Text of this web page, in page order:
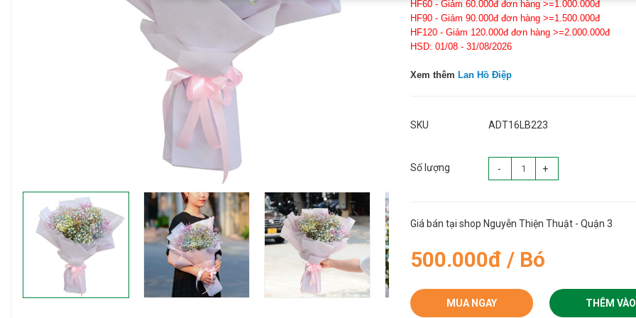
HF60 - Giảm 60.000đ đơn hàng >=1.000.000đ
HF90 - Giảm 90.000đ đơn hàng >=1.500.000đ
HF120 - Giảm 120.000đ đơn hàng >=2.000.000đ
HSD: 01/08 - 31/08/2026
Xem thêm Lan Hồ Điệp
SKU ADT16LB223
Số lượng - +
Giá bán tại shop Nguyễn Thiện Thuật - Quận 3
500.000đ / Bó
MUA NGAY THÊM